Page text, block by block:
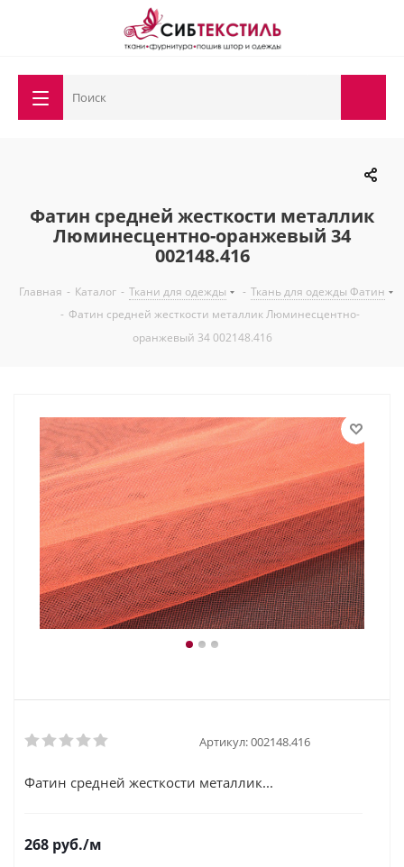
Фатин средней жесткости металлик
Люминесцентно-оранжевый 34
002148.416
Главная - Каталог - Ткани для одежды - Ткань для одежды Фатин
- Фатин средней жесткости металлик Люминесцентно-
оранжевый 34 002148.416
Артикул:002148.416
Фатин средней жесткости металлик...
268 руб./м